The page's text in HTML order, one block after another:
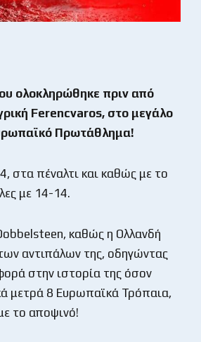
ολοκληρώθηκε πριν από
Ferencvaros, στο μεγάλο
Πρωτάθλημα!
στα πέναλτι και καθώς με το
με 14-14.
καθώς η Ολλανδή
αντιπάλων της, οδηγώντας
στην ιστορία της όσον
μετρά 8 Ευρωπαϊκά Τρόπαια,
το αποψινό!